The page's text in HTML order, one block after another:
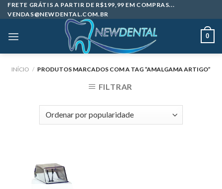
Skip
to
FRETE GRÁTIS A PARTIR DE R$199,99 EM COMPRAS...
VENDAS@NEWDENTAL.COM.BR
0
INÍCIO / PRODUTOS MARCADOS COM A TAG “AMALGAMA ARTIGO”
FILTRAR